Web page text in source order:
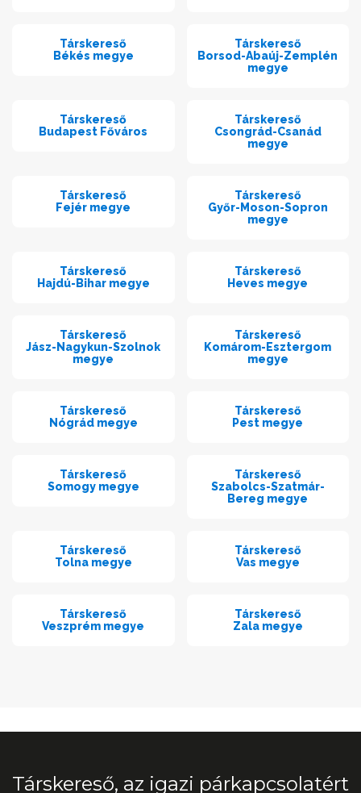
Társkereső
Békés megye
Társkereső
Borsod-Abaúj-Zemplén
megye
Társkereső
Budapest Főváros
Társkereső
Csongrád-Csanád
megye
Társkereső
Fejér megye
Társkereső
Győr-Moson-Sopron
megye
Társkereső
Hajdú-Bihar megye
Társkereső
Heves megye
Társkereső
Jász-Nagykun-Szolnok
megye
Társkereső
Komárom-Esztergom
megye
Társkereső
Nógrád megye
Társkereső
Pest megye
Társkereső
Somogy megye
Társkereső
Szabolcs-Szatmár-
Bereg megye
Társkereső
Tolna megye
Társkereső
Vas megye
Társkereső
Veszprém megye
Társkereső
Zala megye
Társkereső, az igazi párkapcsolatért